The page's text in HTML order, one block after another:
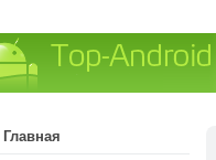
Главная